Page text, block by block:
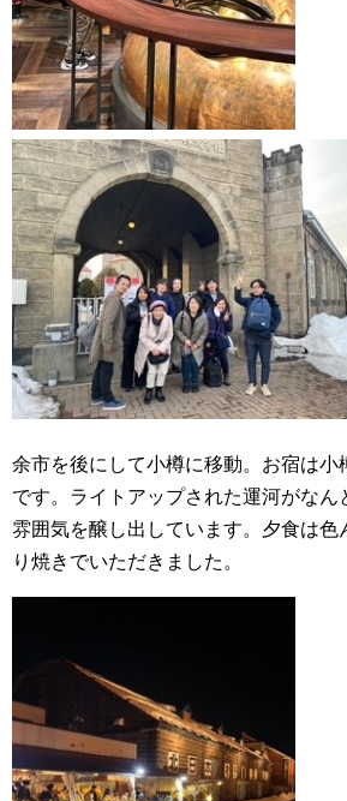
余市を後にして小樽に移動。お宿は小
です。ライトアップされた運河がなん
雰囲気を醸し出しています。夕食は色
り焼きでいただきました。